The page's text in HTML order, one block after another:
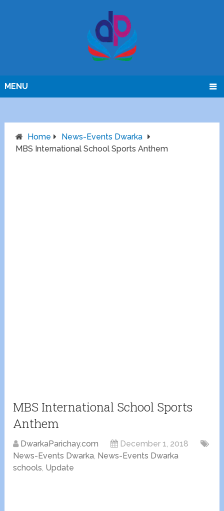
MENU
Home
News-Events Dwarka
MBS International School Sports Anthem
MBS International School Sports
Anthem
DwarkaParichay.com
December 1, 2018
News-Events Dwarka, News-Events Dwarka
schools, Update